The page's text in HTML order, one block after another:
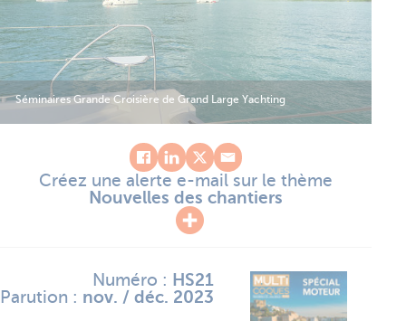
Séminaires Grande Croisière de Grand Large Yachting
Créez une alerte e-mail sur le thème
Nouvelles des chantiers
Numéro : HS21
Parution : nov. / déc. 2023